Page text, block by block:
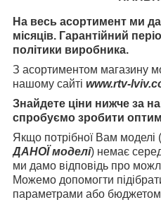
На весь асортимент ми
місяців. Гарантійний
політики виробника.
З асортиментом магазину
нашому сайті www.rtv-
Знайдете ціни нижче за
спробуємо зробити
Якщо потрібної Вам моделі
ДАНОЇ моделі) немає
ми дамо відповідь про
Можемо допомогти
параметрами або